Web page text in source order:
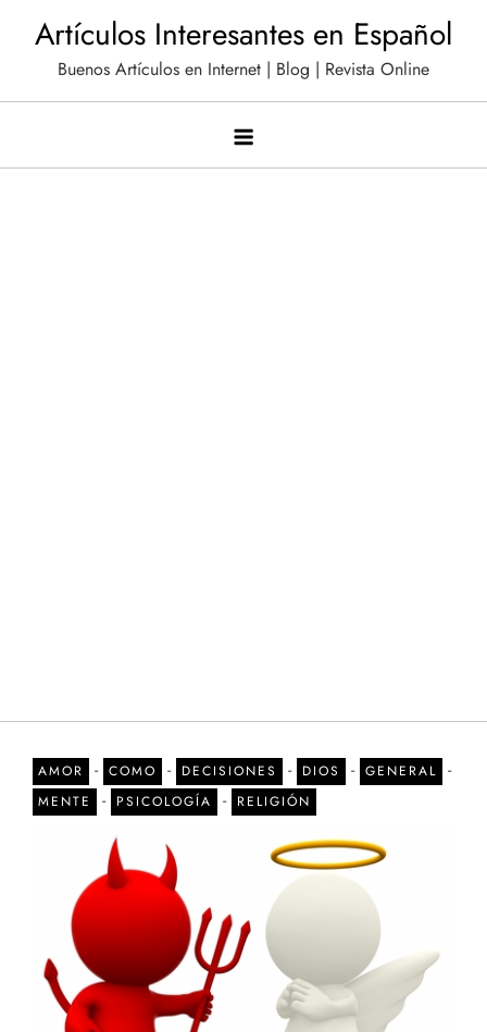
contenido
Artículos Interesantes en Español
Buenos Artículos en Internet | Blog | Revista Online
AMOR - COMO - DECISIONES - DIOS - GENERAL -
MENTE - PSICOLOGÍA - RELIGIÓN